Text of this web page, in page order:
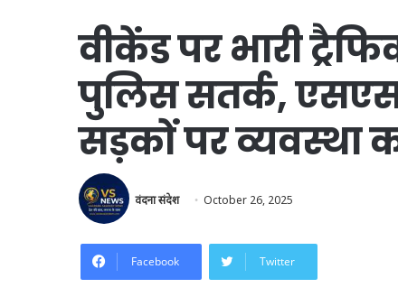
वीकेंड पर भारी
पुलिस सतर्क,
सड़कों पर व्यवस्था
वंदना संदेश October 26, 2025
Facebook Twitter